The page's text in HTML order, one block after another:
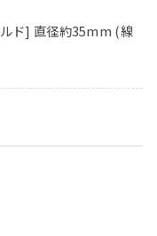
ド] 直径約35mm (線